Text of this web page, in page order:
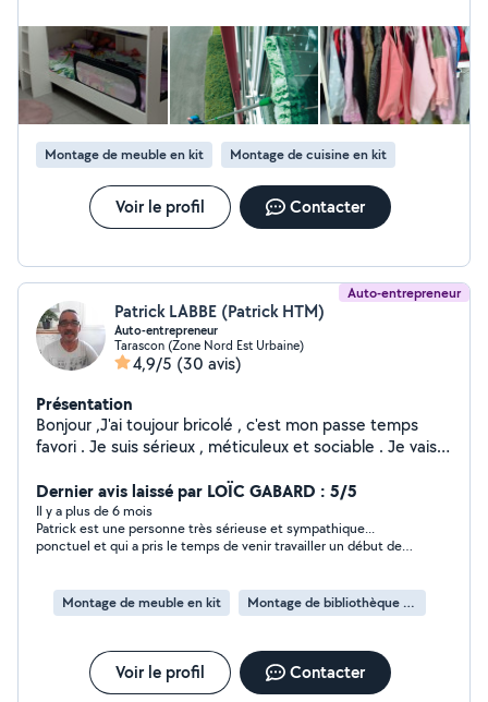
support tv, lits, Armoires, etc...
Montage de meuble en kit Montage de cuisine en kit
Voir le profil Contacter
Auto-entrepreneur
Patrick LABBE (Patrick HTM)
Auto-entrepreneur
Tarascon (Zone Nord Est Urbaine)
4,9/5 (30 avis)
Présentation
Bonjour ,J'ai toujour bricolé , c'est mon passe temps
favori . Je suis sérieux , méticuleux et sociable . Je vais
Dernier avis laissé par LOÏC GABARD : 5/5
Il y a plus de 6 mois
Patrick est une personne très sérieuse et sympathique...
ponctuel et qui a pris le temps de venir travailler un début de
Montage de meuble en kit
Montage de bibliothèque en kit
Voir le profil Contacter